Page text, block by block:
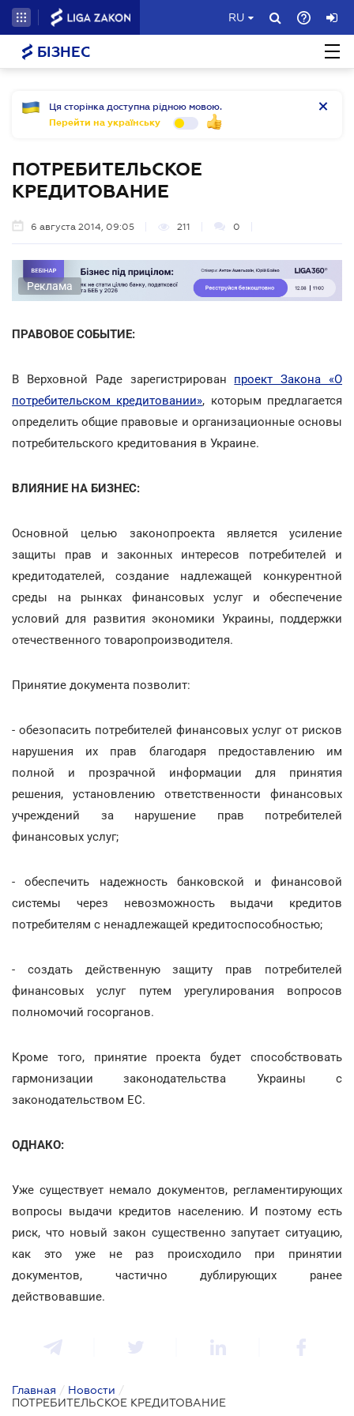
RU
БІЗНЕС
Ця сторінка доступна рідною мовою.
Перейти на українську
ПОТРЕБИТЕЛЬСКОЕ
КРЕДИТОВАНИЕ
6 августа 2014, 09:05 211 0
Реклама
ПРАВОВОЕ СОБЫТИЕ:
В Верховной Раде зарегистрирован проект Закона «О
потребительском кредитовании», которым предлагается
определить общие правовые и организационные основы
потребительского кредитования в Украине.
ВЛИЯНИЕ НА БИЗНЕС:
Основной целью законопроекта является усиление
защиты прав и законных интересов потребителей и
кредитодателей, создание надлежащей конкурентной
среды на рынках финансовых услуг и обеспечение
условий для развития экономики Украины, поддержки
отечественного товаропроизводителя.
Принятие документа позволит:
- обезопасить потребителей финансовых услуг от рисков
нарушения их прав благодаря предоставлению им
полной и прозрачной информации для принятия
решения, установлению ответственности финансовых
учреждений за нарушение прав потребителей
финансовых услуг;
- обеспечить надежность банковской и финансовой
системы через невозможность выдачи кредитов
потребителям с ненадлежащей кредитоспособностью;
- создать действенную защиту прав потребителей
финансовых услуг путем урегулирования вопросов
полномочий госорганов.
Кроме того, принятие проекта будет способствовать
гармонизации законодательства Украины с
законодательством ЕС.
ОДНАКО:
Уже существует немало документов, регламентирующих
вопросы выдачи кредитов населению. И поэтому есть
риск, что новый закон существенно запутает ситуацию,
как это уже не раз происходило при принятии
документов, частично дублирующих ранее
действовавшие.
Главная / Новости /
ПОТРЕБИТЕЛЬСКОЕ КРЕДИТОВАНИЕ